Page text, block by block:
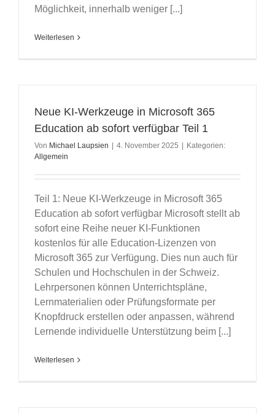
Möglichkeit, innerhalb weniger [...]
Weiterlesen
Neue KI-Werkzeuge in Microsoft 365
Education ab sofort verfügbar Teil 1
Von Michael Laupsien 4. November 2025
Kategorien:
Allgemein
Teil 1: Neue KI-Werkzeuge in Microsoft 365
Education ab sofort verfügbar Microsoft stellt ab
sofort eine Reihe neuer KI-Funktionen
kostenlos für alle Education-Lizenzen von
Microsoft 365 zur Verfügung. Dies nun auch für
Schulen und Hochschulen in der Schweiz.
Lehrpersonen können Unterrichtspläne,
Lernmaterialien oder Prüfungsformate per
Knopfdruck erstellen oder anpassen, während
Lernende individuelle Unterstützung beim [...]
Weiterlesen